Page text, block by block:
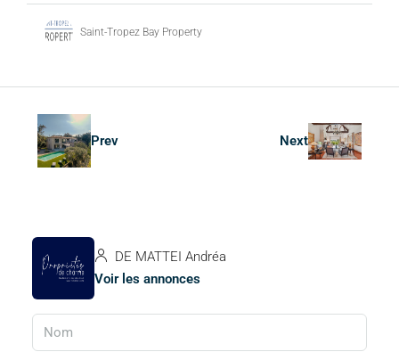
Saint-Tropez Bay Property
Prev Next
DE MATTEI Andréa
Voir les annonces